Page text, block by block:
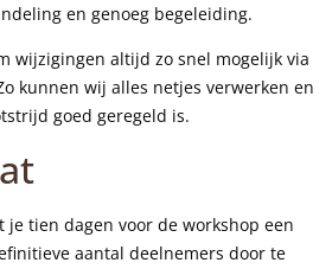
en genoeg begeleiding.
wijzigingen altijd zo snel mogelijk via
kunnen wij alles netjes verwerken en
goed geregeld is.
tien dagen voor de workshop een
aantal deelnemers door te